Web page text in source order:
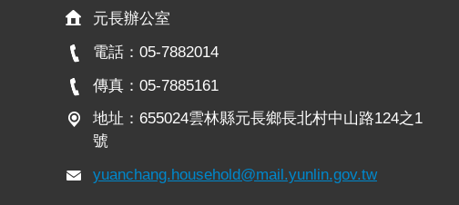
元長辦公室
電話：05-7882014
傳真：05-7885161
地址：655024雲林縣元長鄉長北村中山路124之1
號
yuanchang.household@mail.yunlin.gov.tw